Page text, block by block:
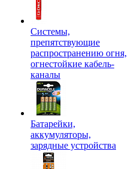
Системы,
препятствующие
распространению огня,
огнестойкие кабель-
каналы
Батарейки,
аккумуляторы,
зарядные устройства